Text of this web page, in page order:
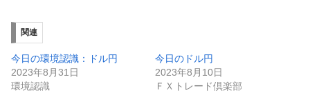
関連
今日の環境認識：ドル円
2023年8月31日
環境認識
今日のドル円
2023年8月10日
ＦＸトレード倶楽部